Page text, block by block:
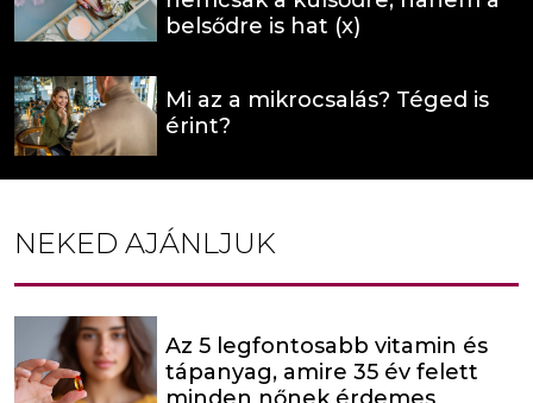
belsődre is hat (x)
Mi az a mikrocsalás? Téged is
érint?
NEKED AJÁNLJUK
Az 5 legfontosabb vitamin és
tápanyag, amire 35 év felett